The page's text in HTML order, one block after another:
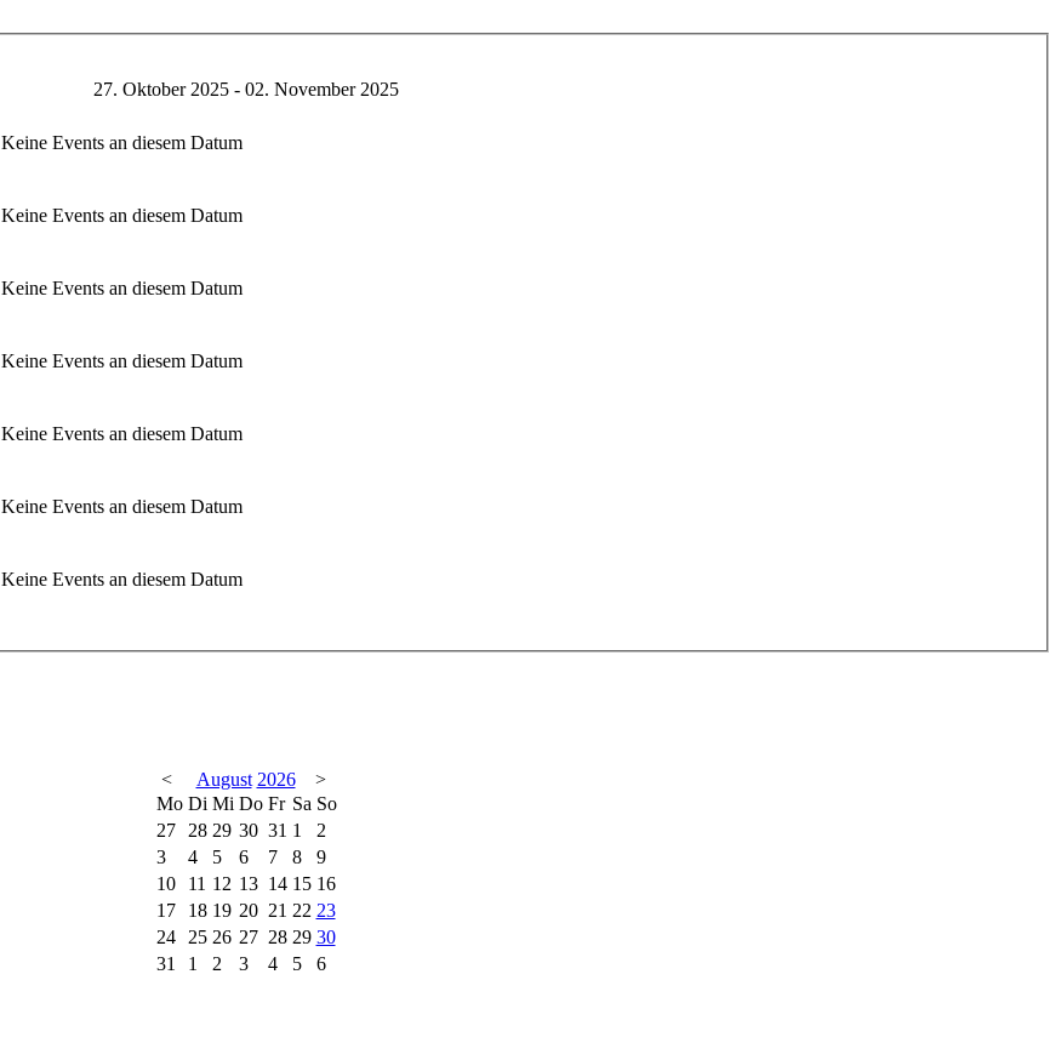
27. Oktober 2025 - 02. November 2025
Keine Events an diesem Datum
Keine Events an diesem Datum
Keine Events an diesem Datum
Keine Events an diesem Datum
Keine Events an diesem Datum
Keine Events an diesem Datum
Keine Events an diesem Datum
< August 2026
>
Mo Di Mi Do Fr Sa So
27
28 29 30 31 1
2
3
4 5 6 7 8
9
10
11 12 13 14 15 16
17
18 19 20 21 22 23
24
25 26 27 28 29 30
31
1 2 3 4 5 6